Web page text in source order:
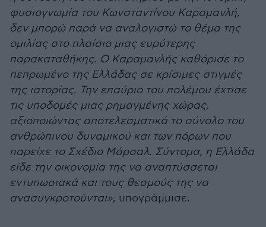
φυσιογνωμία του Κωνσταντίνου Καραμανλή,
δεν μπορώ παρά να αναλογιστώ το θέμα της
ομιλίας στο πλαίσιο μιας ευρύτερης
παρακαταθήκης. Ο Καραμανλής καθόρισε το
πεπρωμένο της Ελλάδας σε κρίσιμες στιγμές
της ιστορίας. Την επαύριο του πολέμου έχτισε
τις υποδομές μιας ρημαγμένης χώρας,
αξιοποιώντας αποτελεσματικά το σύνολο του
ανθρώπινου δυναμικού και των πόρων που
παρείχε το Σχέδιο Μάρσαλ. Σύντομα, η Ελλάδα
είδε την οικονομία της να αναπτύσσεται
εντυπωσιακά και τους θεσμούς της να
ανασυγκροτούνται», υπογράμμισε.